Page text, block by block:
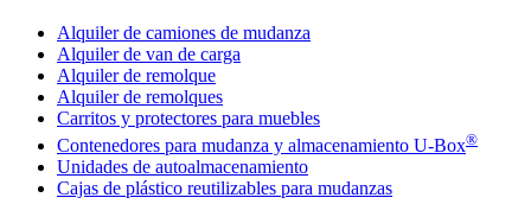
Alquiler de camiones de mudanza
Alquiler de van de carga
Alquiler de remolque
Alquiler de remolques
Carritos y protectores para muebles
Contenedores para mudanza y almacenamiento U-Box®
Unidades de autoalmacenamiento
Cajas de plástico reutilizables para mudanzas